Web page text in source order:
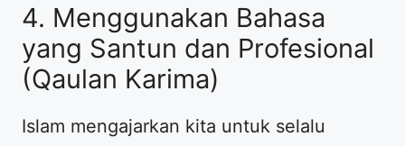
4. Menggunakan Bahasa
yang Santun dan Profesional
(Qaulan Karima)
Islam mengajarkan kita untuk selalu